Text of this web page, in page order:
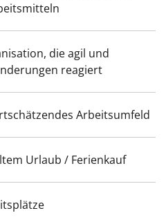
die agil und
reagiert
Arbeitsumfeld
Urlaub / Ferienkauf